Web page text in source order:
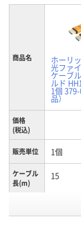
商品名 ホーリ
光ファ
ケーブ
ルド
1個 379-
品）
価格
(税込)
販売単位 1個
ケーブル
長(m)
15